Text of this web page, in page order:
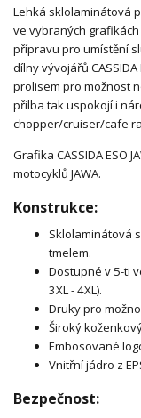
Lehká sklolaminátová
ve vybraných grafikách
přípravu pro umístění
dílny vývojářů
prolisem pro možnost
přilba tak uspokojí i
chopper/cruiser/cafe
Grafika CASSIDA ESO
motocyklů JAWA.
Konstrukce:
Sklolaminátová
tmelem.
Dostupné v 5-ti
3XL - 4XL).
Druky pro
Široký
Embosované
Vnitřní jádro z
Bezpečnost: